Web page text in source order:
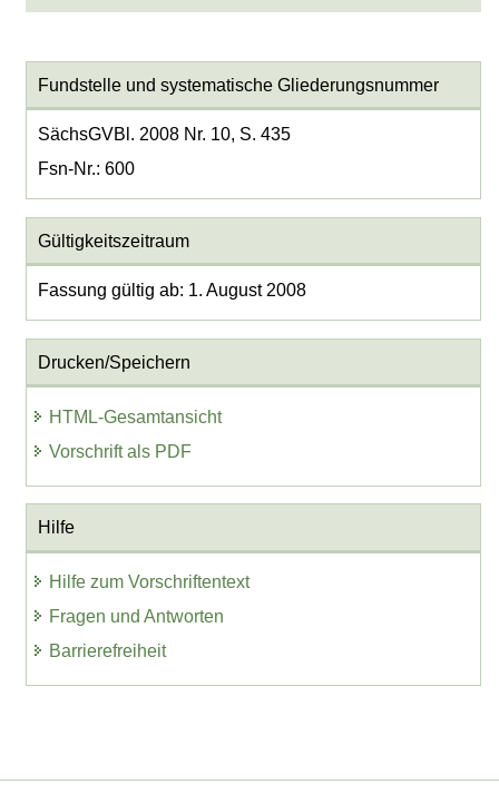
Fundstelle und systematische Gliederungsnummer
SächsGVBl. 2008 Nr. 10, S. 435
Fsn-Nr.: 600
Gültigkeitszeitraum
Fassung gültig ab: 1. August 2008
Drucken/Speichern
HTML-Gesamtansicht
Vorschrift als PDF
Hilfe
Hilfe zum Vorschriftentext
Fragen und Antworten
Barrierefreiheit